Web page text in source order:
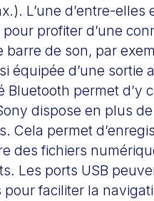
L’une d’entre-elles
profiter d’une
de son, par
équipée d’une sortie
permet d’y
dispose en plus
Cela permet
des fichiers
Les ports USB
faciliter la